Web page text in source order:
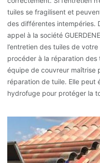
tuiles se fragilisent et
des différentes intempéries.
appel à la société
l’entretien des tuiles de
procéder à la réparation des
équipe de couvreur maîtrise
réparation de tuile. Elle
hydrofuge pour protéger la